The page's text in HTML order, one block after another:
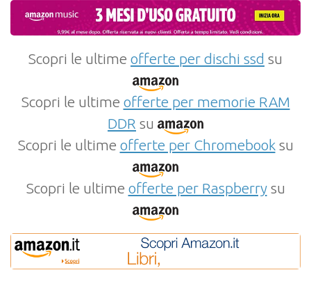
Scopri le ultime offerte per dischi ssd su
Scopri le ultime offerte per memorie RAM
DDR su
Scopri le ultime offerte per Chromebooksu
Scopri le ultime offerte per Raspberrysu